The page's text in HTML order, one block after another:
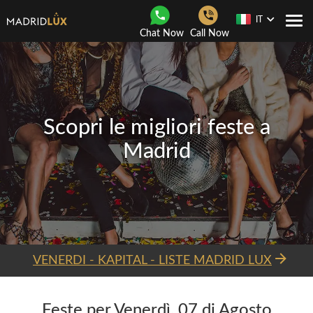
Chat Now Call Now
Scopri le migliori feste a
Madrid
VENERDI - KAPITAL - LISTE MADRID LUX